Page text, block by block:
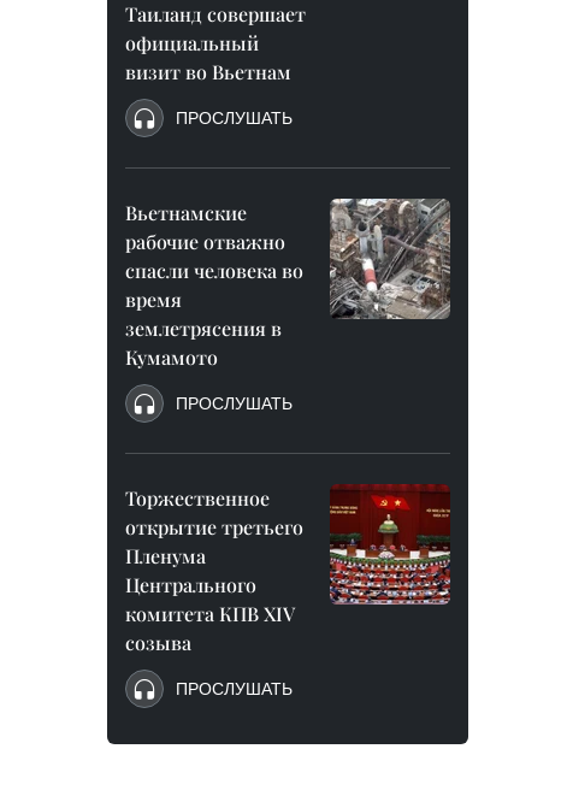
Таиланд совершает
официальный
визит во Вьетнам
ПРОСЛУШАТЬ
Вьетнамские
рабочие отважно
спасли человека во
время
землетрясения в
Кумамото
ПРОСЛУШАТЬ
Торжественное
открытие третьего
Пленума
Центрального
комитета КПВ XIV
созыва
ПРОСЛУШАТЬ